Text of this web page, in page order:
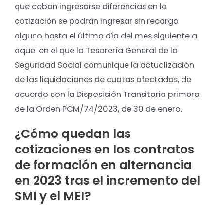
que deban ingresarse diferencias en la
cotización se podrán ingresar sin recargo
alguno hasta el último día del mes siguiente a
aquel en el que la Tesorería General de la
Seguridad Social comunique la actualización
de las liquidaciones de cuotas afectadas, de
acuerdo con la Disposición Transitoria primera
de la Orden PCM/74/2023, de 30 de enero.
¿Cómo quedan las
cotizaciones en los contratos
de formación en alternancia
en 2023 tras el incremento del
SMI y el MEI?